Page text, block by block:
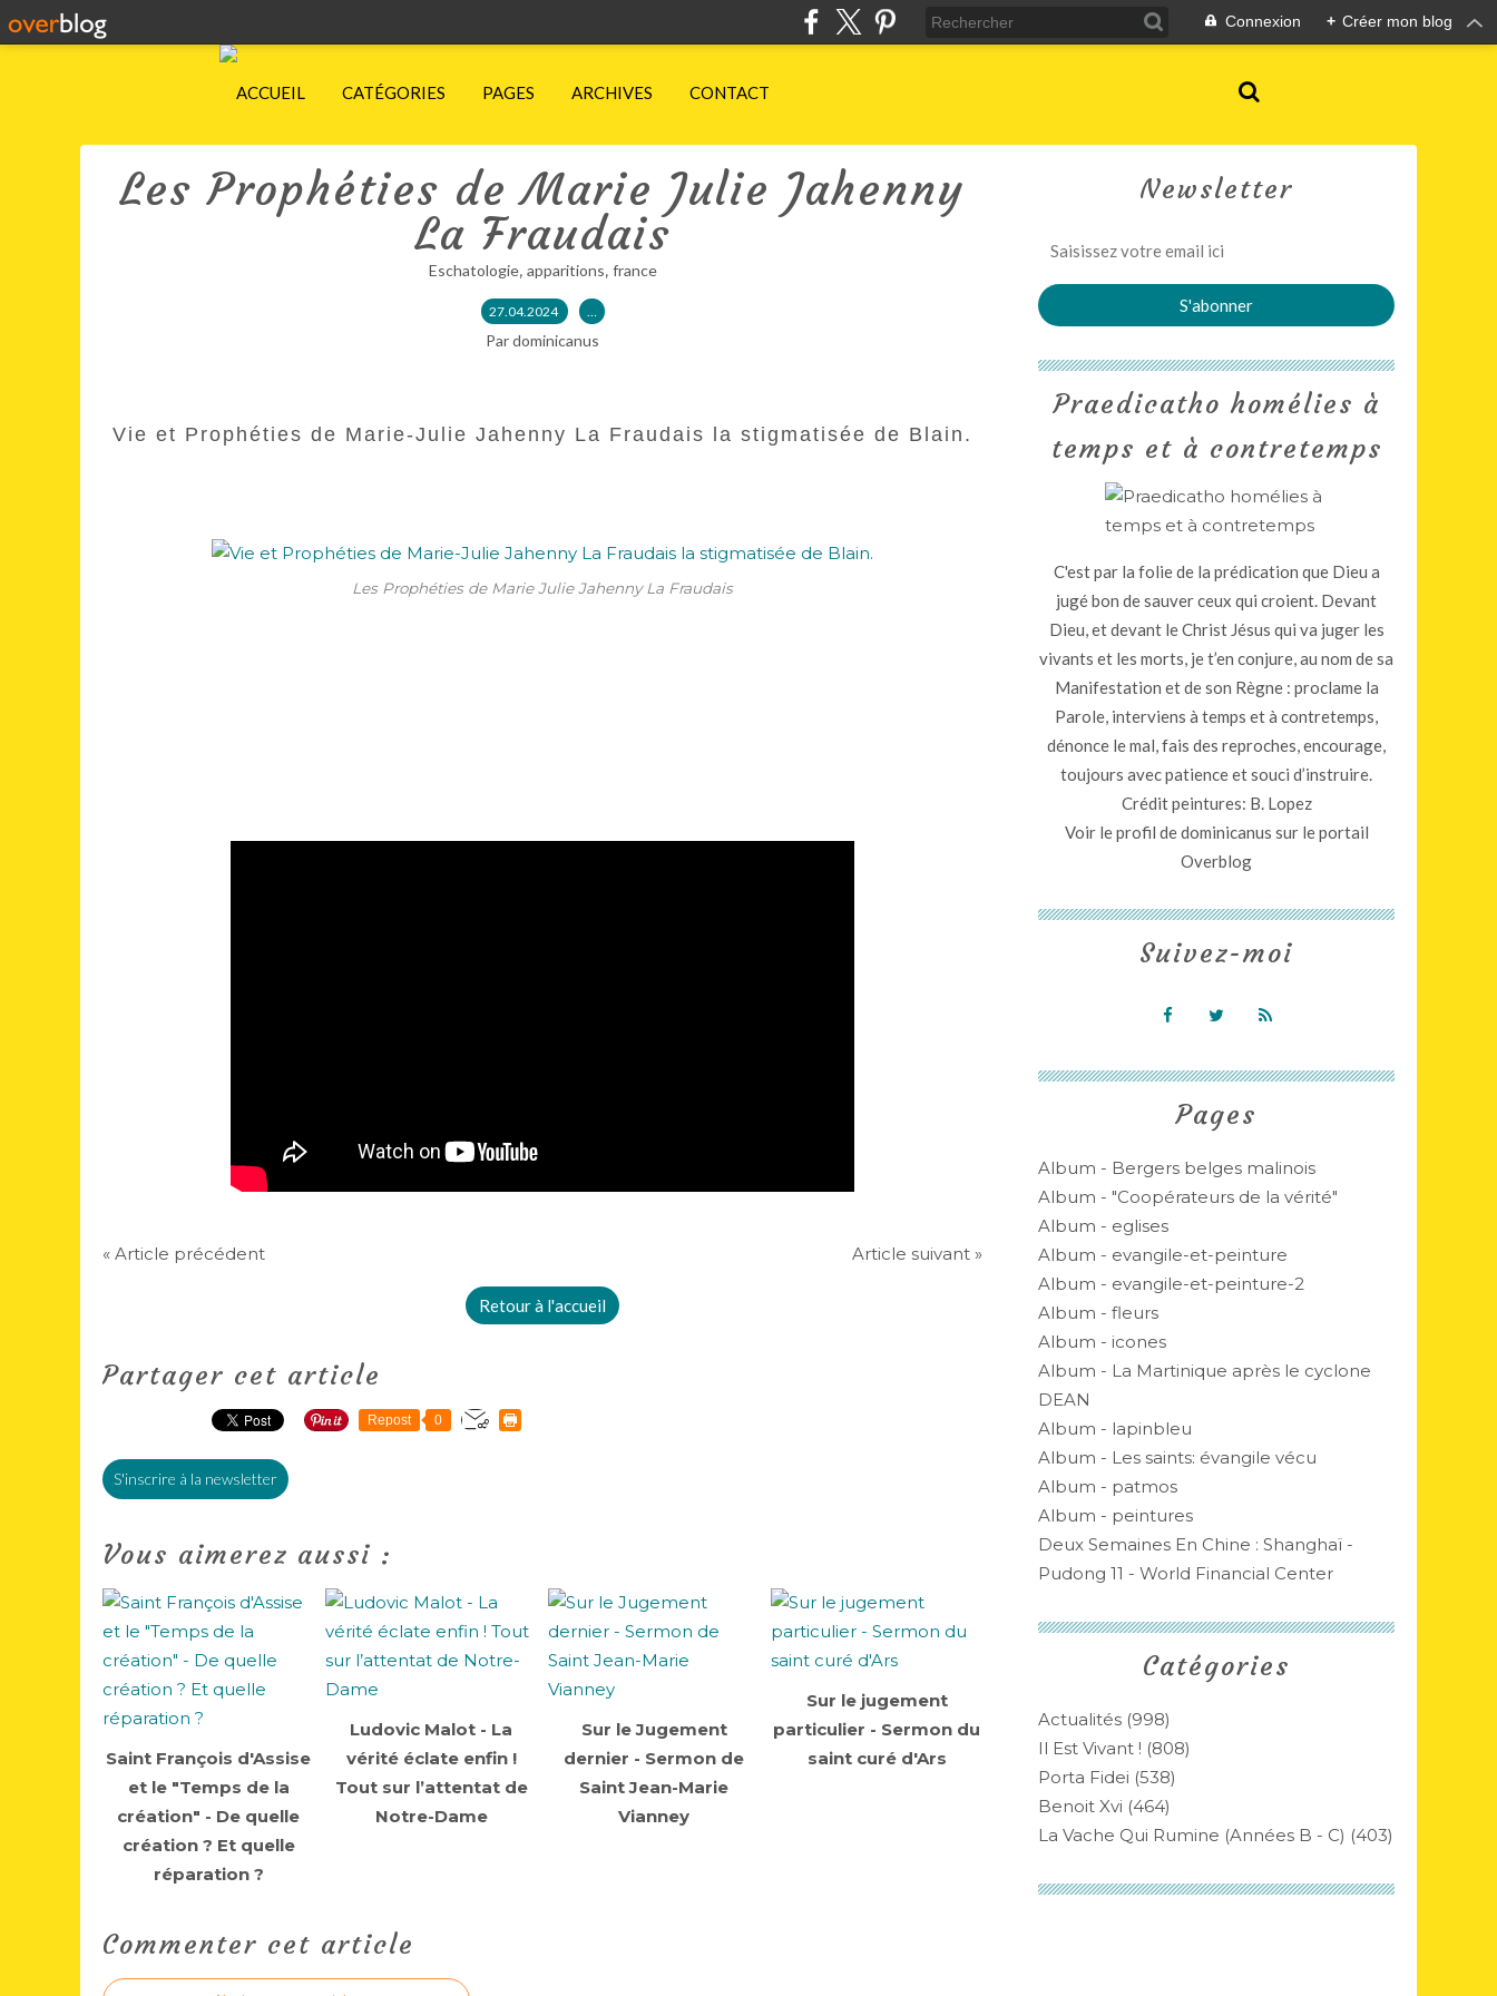
Connexion + Créer mon blog
ACCUEIL CATÉGORIES PAGES ARCHIVES CONTACT
Les Prophéties de Marie Julie Jahenny
La Fraudais
Eschatologie, apparitions, france
27.04.2024 …
Par dominicanus
Vie et Prophéties de Marie-Julie Jahenny La Fraudais la stigmatisée de Blain.
Les Prophéties de Marie Julie Jahenny La Fraudais
« Article précédent Article suivant »
Retour à l'accueil
Partager cet article
Repost 0
S'inscrire à la newsletter
Vous aimerez aussi :
Saint François d'Assise
et le "Temps de la
création" - De quelle
création ? Et quelle
réparation ?
Ludovic Malot - La
vérité éclate enfin !
Tout sur l’attentat de
Notre-Dame
Sur le Jugement
dernier - Sermon de
Saint Jean-Marie
Vianney
Sur le jugement
particulier - Sermon du
saint curé d'Ars
Commenter cet article
Newsletter
Catégories
Actualités (998)
Il Est Vivant ! (808)
Porta Fidei (538)
Benoit Xvi (464)
La Vache Qui Rumine (années B - C) (403)
Pages
Album - Bergers belges malinois
Album - "Coopérateurs de la vérité"
Album - eglises
Album - evangile-et-peinture
Album - evangile-et-peinture-2
Album - fleurs
Album - icones
Album - La Martinique après le cyclone
DEAN
Album - lapinbleu
Album - Les saints: évangile vécu
Album - patmos
Album - peintures
Deux Semaines En Chine : Shanghaï -
Pudong 11 - World Financial Center
Praedicatho homélies à
temps et à contretemps
C'est par la folie de la prédication que Dieu a
jugé bon de sauver ceux qui croient. Devant
Dieu, et devant le Christ Jésus qui va juger les
vivants et les morts, je t’en conjure, au nom de sa
Manifestation et de son Règne : proclame la
Parole, interviens à temps et à contretemps,
dénonce le mal, fais des reproches, encourage,
toujours avec patience et souci d’instruire.
Crédit peintures: B. Lopez
Voir le profil dedominicanus sur le portail
Overblog
Suivez-moi